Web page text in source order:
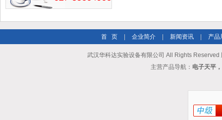
首 页 企业简介 新闻资讯 产品
武汉华科达实验设备有限公司 All Rights Reserved
主营产品导航： 电子天平